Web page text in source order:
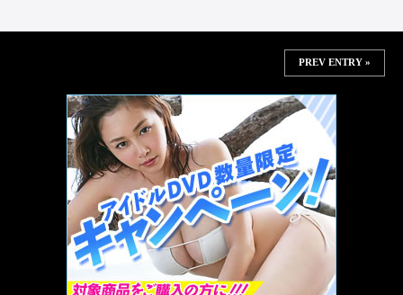
PREV ENTRY »